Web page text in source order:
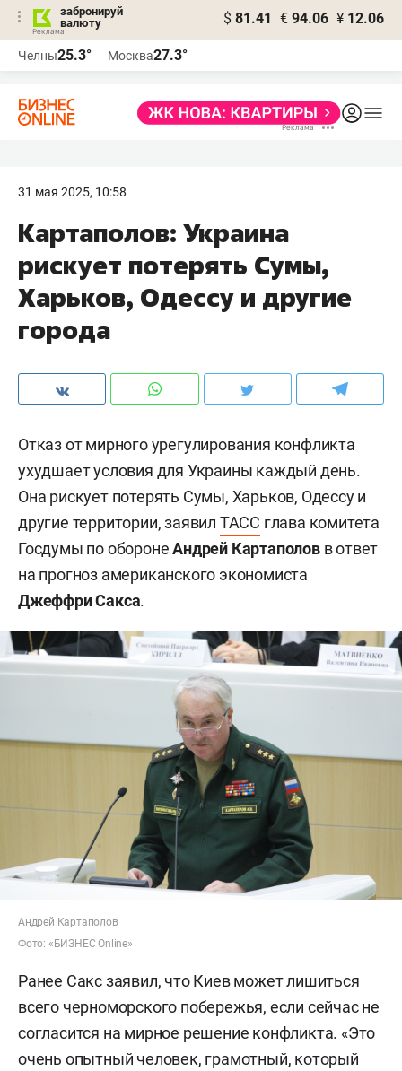
забронируй
валюту
$ 81.41 € 94.06 ¥ 12.06
Челны25.3° Москва27.3°
31 мая 2025, 10:58
Картаполов: Украина
рискует потерять Сумы,
Харьков, Одессу и другие
города
Отказ от мирного урегулирования конфликта
ухудшает условия для Украины каждый день.
Она рискует потерять Сумы, Харьков, Одессу и
другие территории, заявил ТАСС глава комитета
Госдумы по оборонеАндрей Картаполовв ответ
на прогноз американского экономиста
Джеффри Сакса.
Андрей Картаполов
Фото: «БИЗНЕС Online»
Ранее Сакс заявил, что Киев может лишиться
всего черноморского побережья, если сейчас не
согласится на мирное решение конфликта. «Это
очень опытный человек, грамотный, который